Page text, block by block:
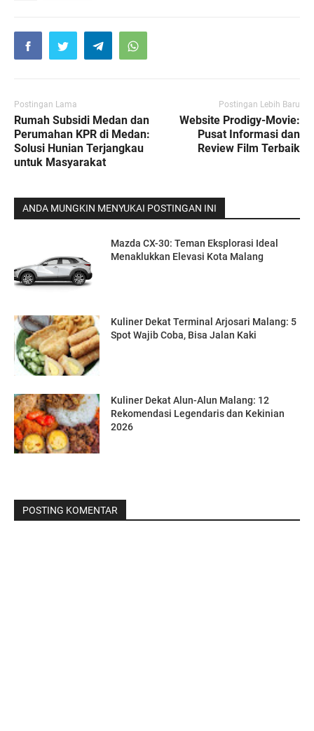
Postingan Lama
Rumah Subsidi Medan dan
Perumahan KPR di Medan:
Solusi Hunian Terjangkau
untuk Masyarakat
Postingan Lebih Baru
Website Prodigy-Movie:
Pusat Informasi dan
Review Film Terbaik
ANDA MUNGKIN MENYUKAI POSTINGAN INI
Mazda CX-30: Teman Eksplorasi Ideal
Menaklukkan Elevasi Kota Malang
Kuliner Dekat Terminal Arjosari Malang: 5
Spot Wajib Coba, Bisa Jalan Kaki
Kuliner Dekat Alun-Alun Malang: 12
Rekomendasi Legendaris dan Kekinian
2026
POSTING KOMENTAR